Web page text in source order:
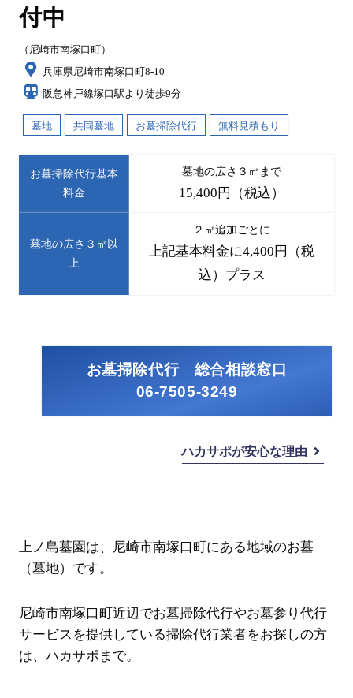
付中
（尼崎市南塚口町）
兵庫県尼崎市南塚口町8-10
阪急神戸線塚口駅より徒歩9分
墓地 共同墓地 お墓掃除代行 無料見積もり
お墓掃除代行基本
料金
墓地の広さ３㎡まで
15,400円（税込）
墓地の広さ３㎡以
上
２㎡追加ごとに
上記基本料金に4,400円（税
込）プラス
お墓掃除代行 総合相談窓口
06-7505-3249
ハカサポが安心な理由
上ノ島墓園は、尼崎市南塚口町にある地域のお墓
（墓地）です。
尼崎市南塚口町近辺でお墓掃除代行やお墓参り代行
サービスを提供している掃除代行業者をお探しの方
は、ハカサポまで。